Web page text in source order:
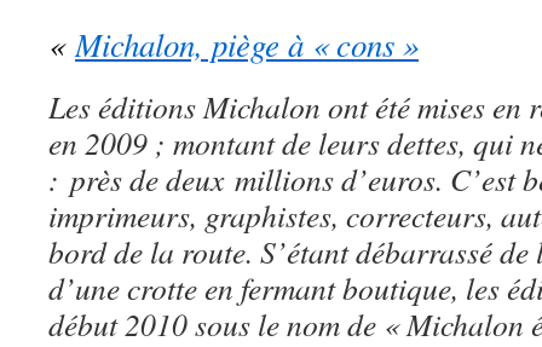
« Michalon, piège à « cons »
Les éditions Michalon ont été mises en
en 2009 ; montant de leurs dettes, qui
: près de deux millions d’euros. C’est
imprimeurs, graphistes, correcteurs,
bord de la route. S’étant débarrassé de
d’une crotte en fermant boutique, les
début 2010 sous le nom de « Michalon